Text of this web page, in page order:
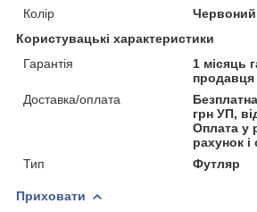
Колір
Червоний
Користувацькі характеристики
Гарантія
1 місяць
продавця
Доставка/оплата
грн УП,
Оплата у
рахунок і
Тип
Футляр
Приховати